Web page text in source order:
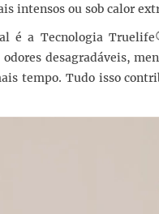
intensos ou sob calor
é a Tecnologia
desagradáveis,
tempo. Tudo isso